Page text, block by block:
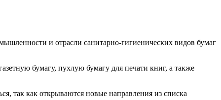
и отрасли санитарно-гигиенических видов бумаг
бумагу, пухлую бумагу для печати книг, а также
так как открываются новые направления из списка